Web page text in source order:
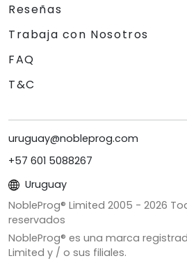
Reseñas
Trabaja con Nosotros
FAQ
T&C
uruguay@nobleprog.com
+57 601 5088267
Uruguay
NobleProg® Limited 2005 - 2026
reservados
NobleProg® es una marca
Limited y / o sus filiales.